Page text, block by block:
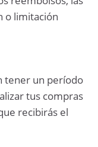
o limitación
tener un período
tus compras
recibirás el